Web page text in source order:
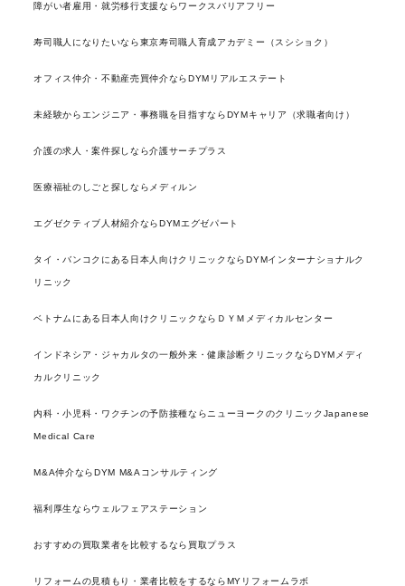
障がい者雇用・就労移行支援ならワークスバリアフリー
寿司職人になりたいなら東京寿司職人育成アカデミー（スシショク）
オフィス仲介・不動産売買仲介ならDYMリアルエステート
未経験からエンジニア・事務職を目指すならDYMキャリア（求職者向け）
介護の求人・案件探しなら介護サーチプラス
医療福祉のしごと探しならメディルン
エグゼクティブ人材紹介ならDYMエグゼパート
タイ・バンコクにある日本人向けクリニックならDYMインターナショナルク
リニック
ベトナムにある日本人向けクリニックならＤＹＭメディカルセンター
インドネシア・ジャカルタの一般外来・健康診断クリニックならDYMメディ
カルクリニック
内科・小児科・ワクチンの予防接種ならニューヨークのクリニックJapanese
Medical Care
M&A仲介ならDYM M&Aコンサルティング
福利厚生ならウェルフェアステーション
おすすめの買取業者を比較するなら買取プラス
リフォームの見積もり・業者比較をするならMYリフォームラボ